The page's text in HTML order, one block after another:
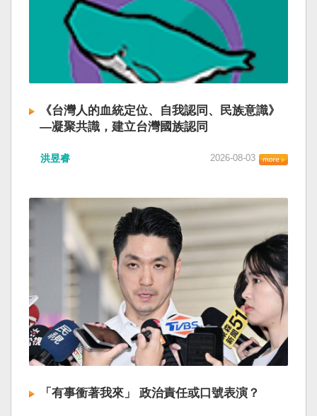
《台灣人的血統定位、自我認同、民族意識》
—凝聚共識，建立台灣國族認同
洪昱睿 2026-08-03
「有事衝著我來」 政治責任或口號表演？